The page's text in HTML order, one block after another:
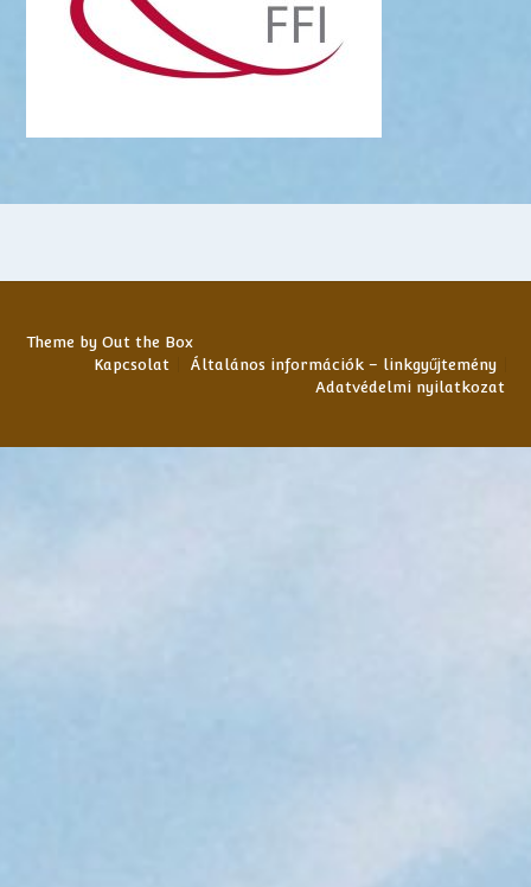
Theme by Out the Box
Kapcsolat
Általános információk – linkgyűjtemény
Adatvédelmi nyilatkozat